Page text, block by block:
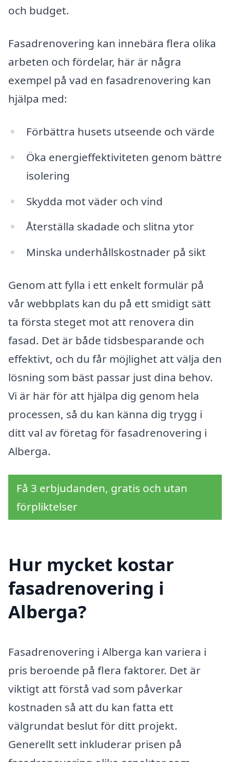
och budget.
Fasadrenovering kan innebära flera olika
arbeten och fördelar, här är några
exempel på vad en fasadrenovering kan
hjälpa med:
Förbättra husets utseende och värde
Öka energieffektiviteten genom bättre
isolering
Skydda mot väder och vind
Återställa skadade och slitna ytor
Minska underhållskostnader på sikt
Genom att fylla i ett enkelt formulär på
vår webbplats kan du på ett smidigt sätt
ta första steget mot att renovera din
fasad. Det är både tidsbesparande och
effektivt, och du får möjlighet att välja den
lösning som bäst passar just dina behov.
Vi är här för att hjälpa dig genom hela
processen, så du kan känna dig trygg i
ditt val av företag för fasadrenovering i
Alberga.
Få 3 erbjudanden, gratis och utan
förpliktelser
Hur mycket kostar
fasadrenovering i
Alberga?
Fasadrenovering i Alberga kan variera i
pris beroende på flera faktorer. Det är
viktigt att förstå vad som påverkar
kostnaden så att du kan fatta ett
välgrundat beslut för ditt projekt.
Generellt sett inkluderar prisen på